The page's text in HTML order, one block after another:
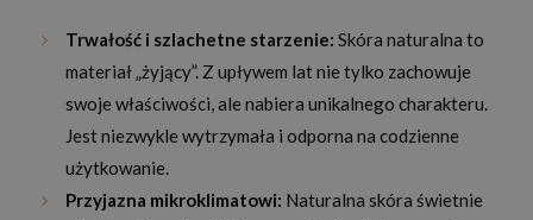
Trwałość i szlachetne starzenie: Skóra naturalna to
materiał „żyjący”. Z upływem lat nie tylko zachowuje
swoje właściwości, ale nabiera unikalnego charakteru.
Jest niezwykle wytrzymała i odporna na codzienne
użytkowanie.
Przyjazna mikroklimatowi: Naturalna skóra świetnie